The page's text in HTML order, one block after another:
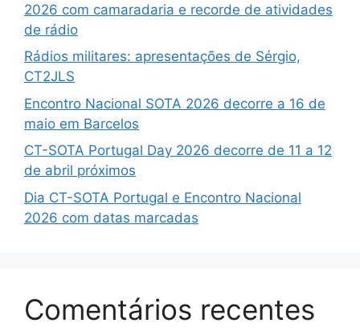
2026 com camaradaria e recorde de atividades
de rádio
Rádios militares: apresentações de Sérgio,
CT2JLS
Encontro Nacional SOTA 2026 decorre a 16 de
maio em Barcelos
CT-SOTA Portugal Day 2026 decorre de 11 a 12
de abril próximos
Dia CT-SOTA Portugal e Encontro Nacional
2026 com datas marcadas
Comentários recentes